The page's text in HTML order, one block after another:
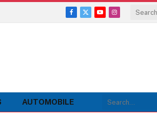
Facebook
X
YouTubeInstagram
AUTOMOBILE